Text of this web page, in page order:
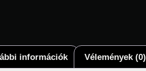
információk Vélemények (0)